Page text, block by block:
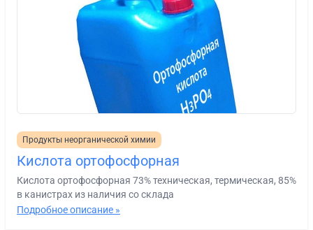
Продукты неорганической химии
Кислота ортофосфорная
Кислота ортофосфорная 73% техническая, термическая, 85%
в канистрах из наличия со склада
Подробное описание »